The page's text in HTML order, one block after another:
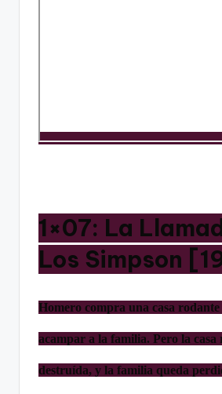
1×07: La
Los Simpson
Homero compra una casa rodante
acampar a la familia. Pero la casa
destruída, y la familia queda